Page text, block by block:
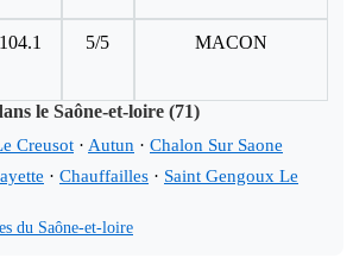
104.1 5/5 MACON
le Saône-et-loire (71)
Creusot · Autun · Chalon Sur Saone
· Chauffailles · Saint Gengoux Le
du Saône-et-loire